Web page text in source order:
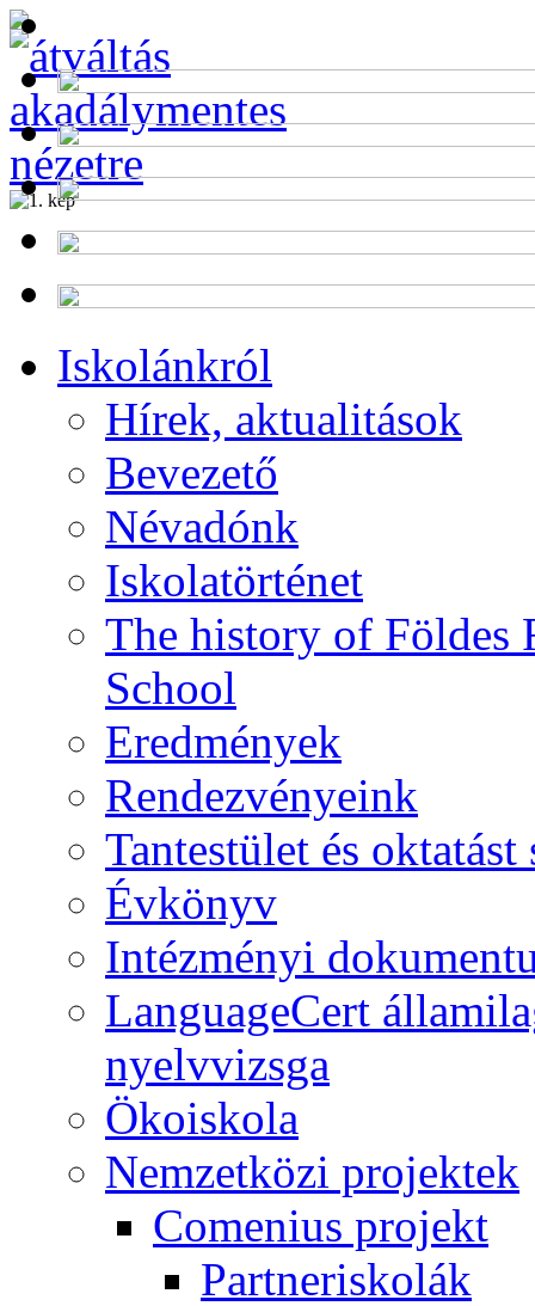
Iskolánkról
Hírek, aktualitások
Bevezető
Névadónk
Iskolatörténet
The history of Földes
School
Eredmények
Rendezvényeink
Tantestület és
Évkönyv
Intézményi
LanguageCert
nyelvvizsga
Ökoiskola
Nemzetközi projektek
Comenius projekt
Partneriskolák
Program